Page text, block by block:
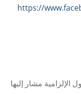
https://
الإلزامية مشار إليها